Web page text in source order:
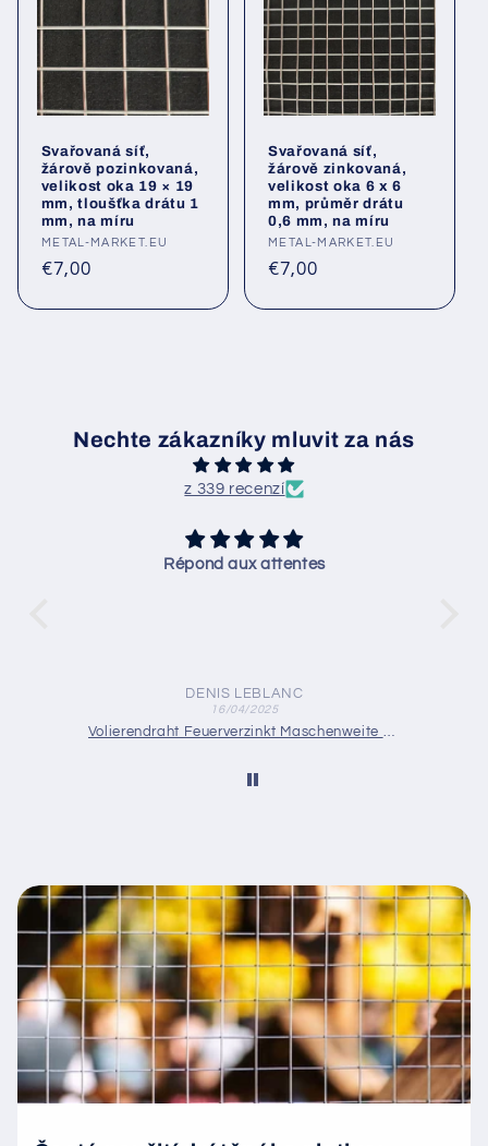
Svařovaná síť,
žárově pozinkovaná,
velikost oka 19 × 19
mm, tloušťka drátu 1
mm, na míru
Poskytovatel:
METAL-MARKET.EU
Běžná
€7,00
Svařovaná síť,
žárově zinkovaná,
velikost oka 6 x 6
mm, průměr drátu
0,6 mm, na míru
Poskytovatel:
METAL-MARKET.EU
Běžná
€7,00
Nechte zákazníky mluvit za nás
z 339 recenzí
Répond aux attentes
DENIS LEBLANC
16/04/2025
Volierendraht Feuerverzinkt Maschenweite 25 x 25 mm Drahtstärke 1,75 mm nach Maß